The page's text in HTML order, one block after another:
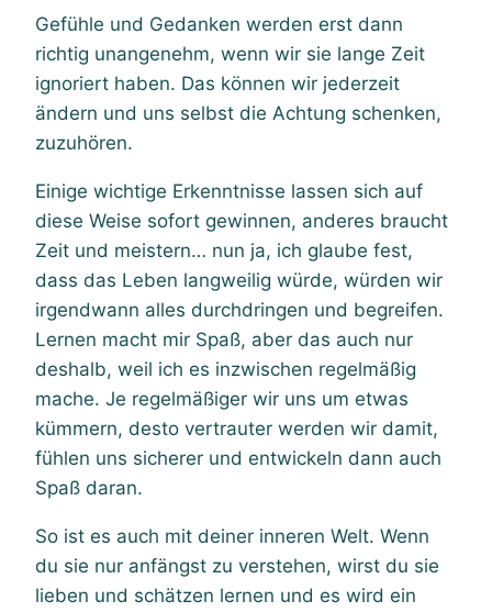
Gefühle und Gedanken werden erst dann
richtig unangenehm, wenn wir sie lange Zeit
ignoriert haben. Das können wir jederzeit
ändern und uns selbst die Achtung schenken,
zuzuhören.
Einige wichtige Erkenntnisse lassen sich auf
diese Weise sofort gewinnen, anderes braucht
Zeit und meistern… nun ja, ich glaube fest,
dass das Leben langweilig würde, würden wir
irgendwann alles durchdringen und begreifen.
Lernen macht mir Spaß, aber das auch nur
deshalb, weil ich es inzwischen regelmäßig
mache. Je regelmäßiger wir uns um etwas
kümmern, desto vertrauter werden wir damit,
fühlen uns sicherer und entwickeln dann auch
Spaß daran.
So ist es auch mit deiner inneren Welt. Wenn
du sie nur anfängst zu verstehen, wirst du sie
lieben und schätzen lernen und es wird ein